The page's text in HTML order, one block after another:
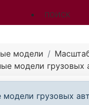
ПОИСК
модели
модели грузовых
грузовых